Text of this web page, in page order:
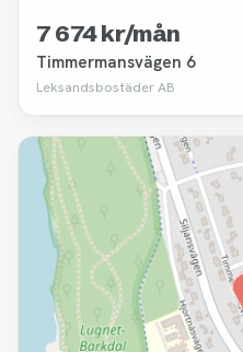
7 674 kr/mån
Timmermansvägen 6
Leksandsbostäder AB
Borttagen